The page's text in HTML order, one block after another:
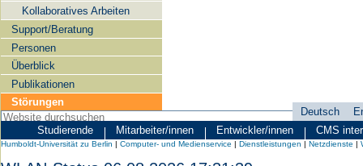
Kollaboratives Arbeiten
Support/Beratung
Personen
Überblick
Publikationen
Störungen
Zielgruppen
Studierende Mitarbeiter/innen Entwickler/innen CMS
Sprachauswahl
Deutsch
Humboldt-Universität zu Berlin | Computer- und Medienservice | Dienstleistungen | Netzdienste |